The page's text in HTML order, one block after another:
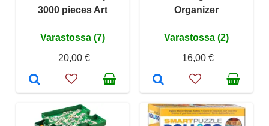
3000 pieces Art
Varastossa (7)
20,00 €
Organizer
Varastossa (2)
16,00 €